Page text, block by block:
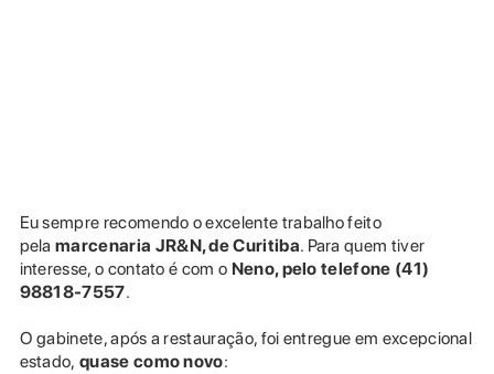
Eu sempre recomendo o excelente trabalho feito
pelamarcenaria JR&N, de Curitiba. Para quem tiver
interesse, o contato é com o Neno, pelo telefone (41)
98818-7557.
O gabinete, após a restauração, foi entregue em excepcional
estado,quase como novo: